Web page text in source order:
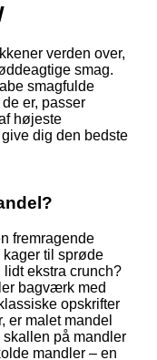
verden over,
smag.
smagfulde
er, passer
højeste
dig den bedste
fremragende
kager til sprøde
lidt ekstra crunch?
bagværk med
opskrifter
er malet mandel
skallen på mandler
mandler – en